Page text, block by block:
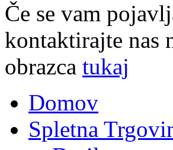
Če se vam
kontaktirajte nas
obrazca tukaj
Domov
Spletna